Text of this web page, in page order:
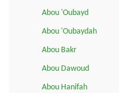
Abou 'Oubayd
Abou 'Oubaydah
Abou Bakr
Abou Dawoud
Abou Hanifah